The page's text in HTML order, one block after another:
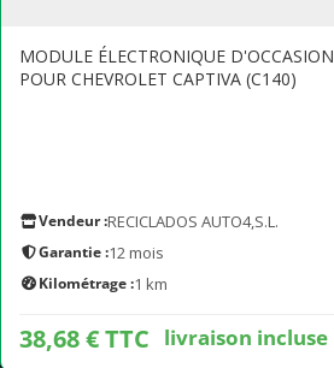
MODULE ÉLECTRONIQUE D'OCCASION
POUR CHEVROLET CAPTIVA (C140)
Vendeur :RECICLADOS AUTO4,S.L.
Garantie :12 mois
Kilométrage :1 km
38,68 € TTC livraison incluse